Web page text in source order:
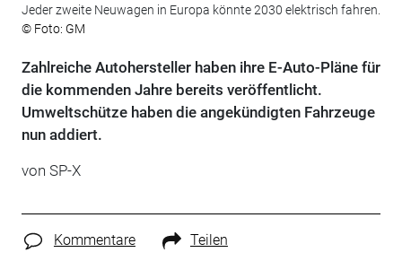
Jeder zweite Neuwagen in Europa könnte 2030 elektrisch fahren.
© Foto: GM
Zahlreiche Autohersteller haben ihre E-Auto-Pläne für
die kommenden Jahre bereits veröffentlicht.
Umweltschütze haben die angekündigten Fahrzeuge
nun addiert.
von SP-X
Kommentare Teilen